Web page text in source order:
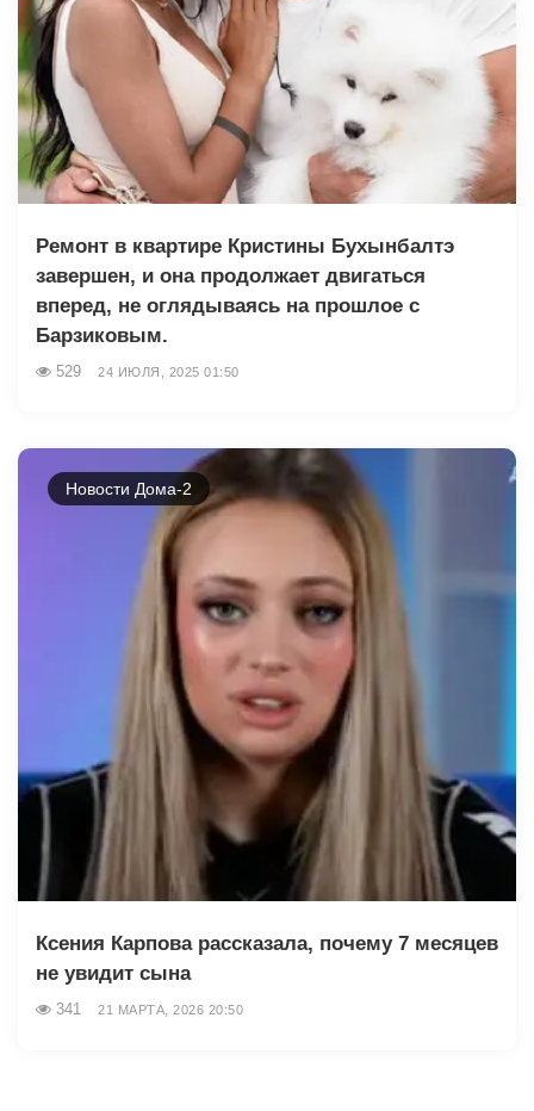
Ремонт в квартире Кристины Бухынбалтэ
завершен, и она продолжает двигаться
вперед, не оглядываясь на прошлое с
Барзиковым.
529 24 ИЮЛЯ, 2025 01:50
Новости Дома-2
Ксения Карпова рассказала, почему 7 месяцев
не увидит сына
341 21 МАРТА, 2026 20:50